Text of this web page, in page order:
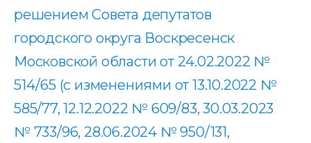
решением Совета депутатов
городского округа Воскресенск
Московской области от 24.02.2022 №
514/65 (с изменениями от 13.10.2022 №
585/77, 12.12.2022 № 609/83, 30.03.2023
№ 733/96, 28.06.2024 № 950/131,